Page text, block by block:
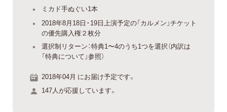
ミカド手ぬぐい1本
2018年8月18日・19日上演予定の「カルメン」チケット
の優先購入権２枚分
選択制リターン：特典1〜4のうち1つを選択（内訳は
「特典について」参照）
2018年04月 にお届け予定です。
147人が応援しています。